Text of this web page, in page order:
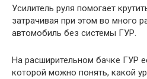
Усилитель руля помогает
затрачивая при этом во много
автомобиль без системы ГУР.
На расширительном бачке ГУР
которой можно понять, какой